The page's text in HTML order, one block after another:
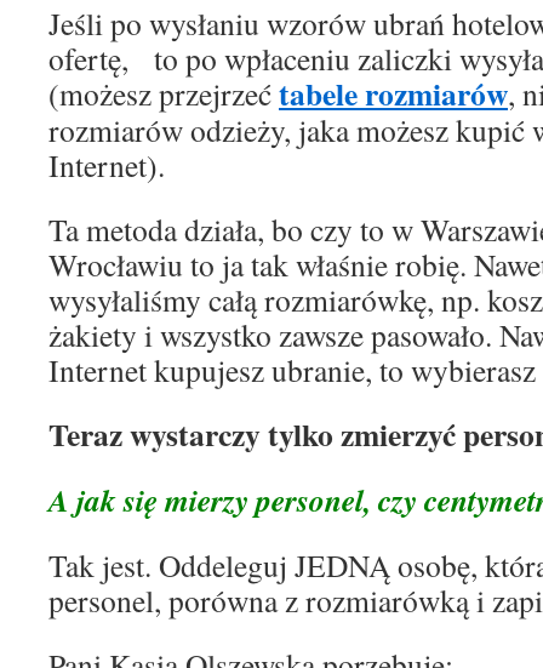
Jeśli po wysłaniu wzorów ubrań
ofertę, to po wpłaceniu zaliczki
(możesz przejrzećtabele rozmiarów,
rozmiarów odzieży, jaka możesz kupić
Internet).
Ta metoda działa, bo czy to w
Wrocławiu to ja tak właśnie robię.
wysyłaliśmy całą rozmiarówkę, np.
żakiety i wszystko zawsze pasowało.
Internet kupujesz ubranie, to
Teraz wystarczy tylko zmierzyć
A jak się mierzy personel, czy
Tak jest. Oddeleguj JEDNĄ osobę,
personel, porówna z rozmiarówką i